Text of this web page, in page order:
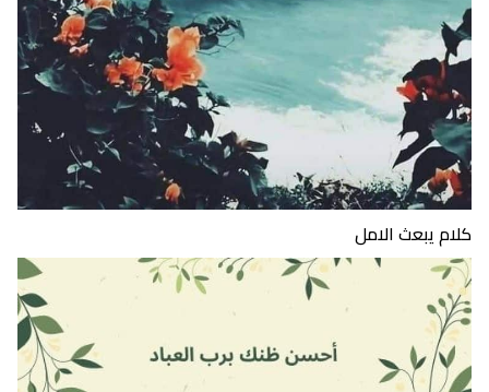
كلام يبعث الامل